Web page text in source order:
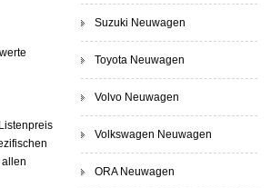
Suzuki Neuwagen
Toyota Neuwagen
Volvo Neuwagen
Volkswagen Neuwagen
ORA Neuwagen